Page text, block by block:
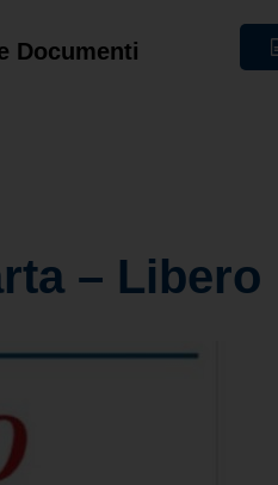
Documenti
– Libero